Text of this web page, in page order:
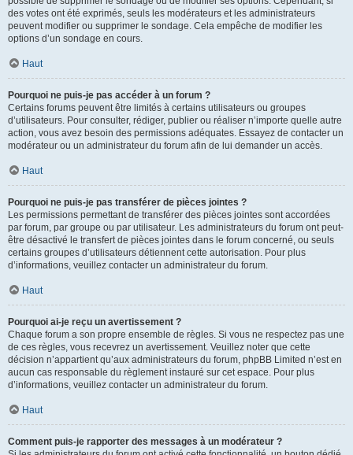
des votes ont été exprimés, seuls les modérateurs et les administrateurs
peuvent modifier ou supprimer le sondage. Cela empêche de modifier les
options d’un sondage en cours.
Haut
Pourquoi ne puis-je pas accéder à un forum ?
Certains forums peuvent être limités à certains utilisateurs ou groupes
d’utilisateurs. Pour consulter, rédiger, publier ou réaliser n’importe quelle autre
action, vous avez besoin des permissions adéquates. Essayez de contacter un
modérateur ou un administrateur du forum afin de lui demander un accès.
Haut
Pourquoi ne puis-je pas transférer de pièces jointes ?
Les permissions permettant de transférer des pièces jointes sont accordées
par forum, par groupe ou par utilisateur. Les administrateurs du forum ont peut-
être désactivé le transfert de pièces jointes dans le forum concerné, ou seuls
certains groupes d’utilisateurs détiennent cette autorisation. Pour plus
d’informations, veuillez contacter un administrateur du forum.
Haut
Pourquoi ai-je reçu un avertissement ?
Chaque forum a son propre ensemble de règles. Si vous ne respectez pas une
de ces règles, vous recevrez un avertissement. Veuillez noter que cette
décision n’appartient qu’aux administrateurs du forum, phpBB Limited n’est en
aucun cas responsable du règlement instauré sur cet espace. Pour plus
d’informations, veuillez contacter un administrateur du forum.
Haut
Comment puis-je rapporter des messages à un modérateur ?